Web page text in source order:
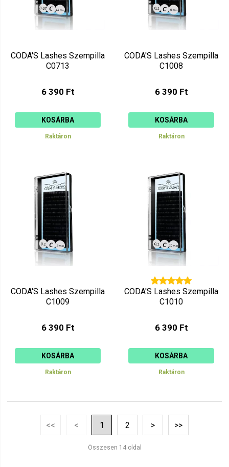
CODA'S Lashes Szempilla
C0713
6 390 Ft
KOSÁRBA
Raktáron
CODA'S Lashes Szempilla
C1008
6 390 Ft
KOSÁRBA
Raktáron
CODA'S Lashes Szempilla
C1009
6 390 Ft
KOSÁRBA
Raktáron
CODA'S Lashes Szempilla
C1010
6 390 Ft
KOSÁRBA
Raktáron
<< < 1 2 > >>
Összesen 14 oldal